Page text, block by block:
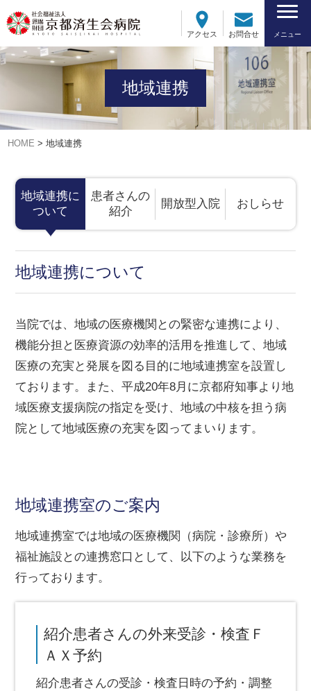
アクセス お問合せ メニュー
地域連携
HOME >地域連携
地域連携に
ついて
患者さんの
紹介
開放型入院 おしらせ
地域連携について
当院では、地域の医療機関との緊密な連携により、
機能分担と医療資源の効率的活用を推進して、地域
医療の充実と発展を図る目的に地域連携室を設置し
ております。また、平成20年8月に京都府知事より地
域医療支援病院の指定を受け、地域の中核を担う病
院として地域医療の充実を図ってまいります。
地域連携室のご案内
地域連携室では地域の医療機関（病院・診療所）や
福祉施設との連携窓口として、以下のような業務を
行っております。
紹介患者さんの外来受診・検査Ｆ
ＡＸ予約
紹介患者さんの受診・検査日時の予約・調整